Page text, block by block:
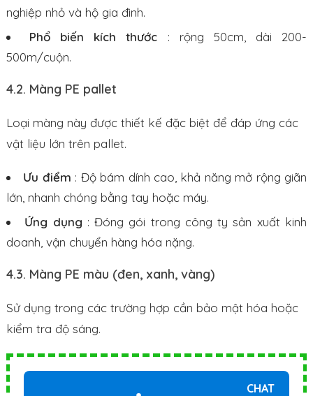
nghiệp nhỏ và hộ gia đình.
Phổ biến kích thước : rộng 50cm, dài 200-
500m/cuộn.
4.2. Màng PE pallet
Loại màng này được thiết kế đặc biệt để đáp ứng các
vật liệu lớn trên pallet.
Ưu điểm : Độ bám dính cao, khả năng mở rộng giãn
lớn, nhanh chóng bằng tay hoặc máy.
Ứng dụng : Đóng gói trong công ty sản xuất kinh
doanh, vận chuyển hàng hóa nặng.
4.3. Màng PE màu (đen, xanh, vàng)
Sử dụng trong các trường hợp cần bảo mật hóa hoặc
kiểm tra độ sáng.
CHAT